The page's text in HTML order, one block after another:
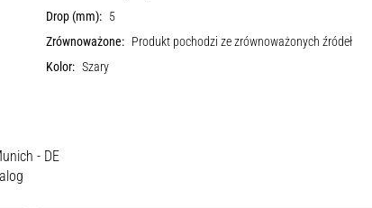
Drop (mm): 5
Zrównoważone: Produkt pochodzi ze zrównoważonych źródeł
Kolor: Szary
- DE